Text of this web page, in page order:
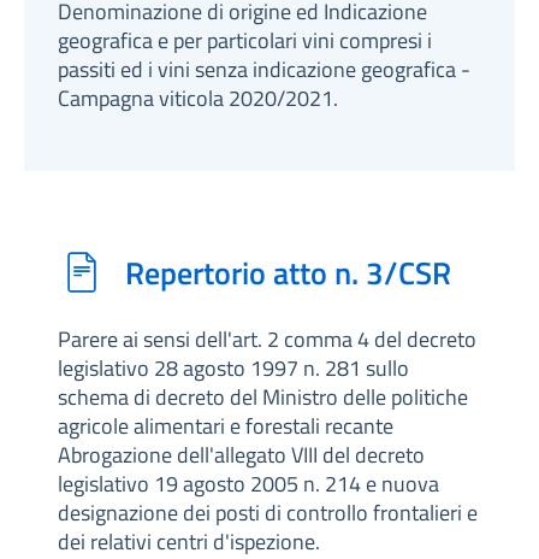
Denominazione di origine ed Indicazione
geografica e per particolari vini compresi i
passiti ed i vini senza indicazione geografica -
Campagna viticola 2020/2021.
Repertorio atto n. 3/CSR
Parere ai sensi dell'art. 2 comma 4 del decreto
legislativo 28 agosto 1997 n. 281 sullo
schema di decreto del Ministro delle politiche
agricole alimentari e forestali recante
Abrogazione dell'allegato VIII del decreto
legislativo 19 agosto 2005 n. 214 e nuova
designazione dei posti di controllo frontalieri e
dei relativi centri d'ispezione.